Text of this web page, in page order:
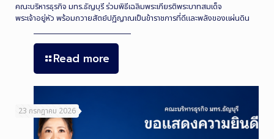
คณะบริหารธุรกิจ มทร.ธัญบุรี ร่วมพิธีเฉลิมพระเกียรติพระบาทสมเด็จ
พระเจ้าอยู่หัว พร้อมถวายสัตย์ปฏิญาณเป็นข้าราชการที่ดีและพลังของแผ่นดิน
Read more
23 กรกฎาคม 2026